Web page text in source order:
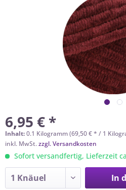
6,95 € *
Inhalt:0.1 Kilogramm (69,50 € * / 1
inkl. MwSt.zzgl. Versandkosten
Sofort versandfertig, Lieferzeit
In